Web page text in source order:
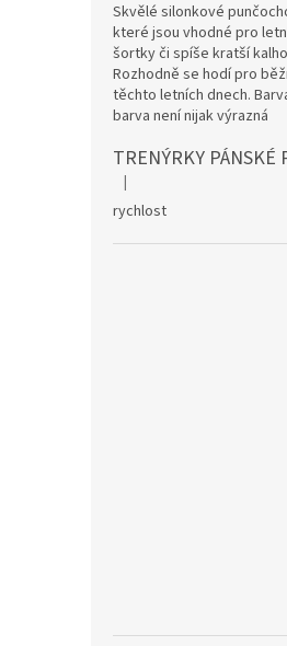
Skvělé silonkové
které jsou vhodné pro
šortky či spíše kratší
Rozhodně se hodí pro
těchto letních dnech.
barva není nijak výrazná
TRENÝRKY PÁNSKÉ
Hodnocení produktu je 5 z
|
rychlost